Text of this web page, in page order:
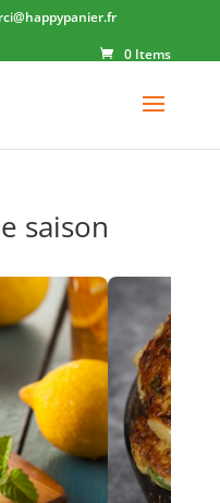
0 Items
saison